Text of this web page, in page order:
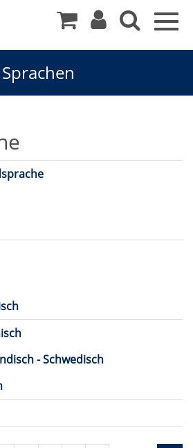
Sprachen
- Schwedisch